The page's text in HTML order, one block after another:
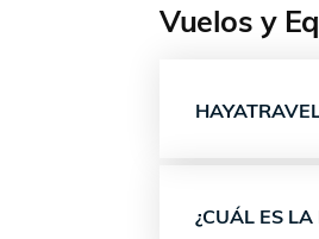
Vuelos y
¿CUÁL ES